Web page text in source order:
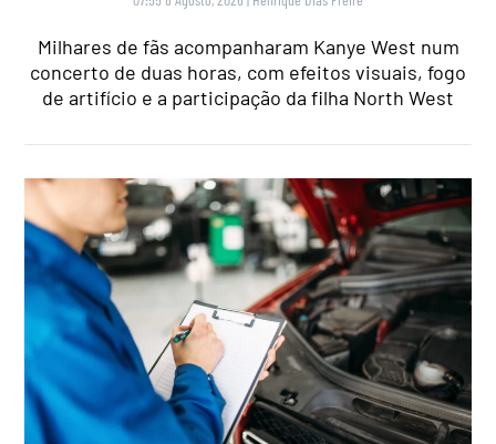
Milhares de fãs acompanharam Kanye West num
concerto de duas horas, com efeitos visuais, fogo
de artifício e a participação da filha North West